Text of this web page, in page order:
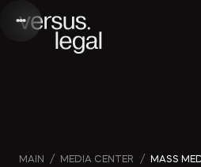
MAIN / MEDIA CENTER / MASS